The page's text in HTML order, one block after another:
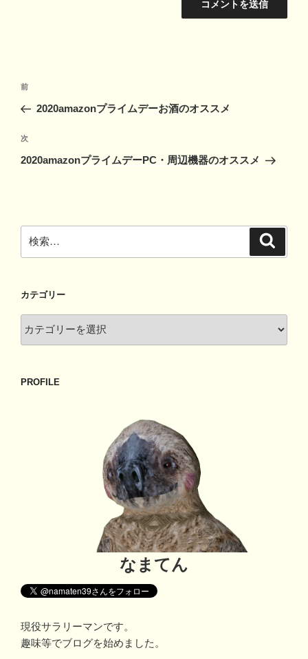
投
ナ
ビ
ゲ
ン
前
の
稿
前
2020amazonプライムデーお酒のオススメ
次
の
次
2020amazonプライムデーPC・周辺機器のオススメ
索:
カテゴリー
ー
PROFILE
なまてん
現役サラリーマンです。
趣味等でブログを始めました。